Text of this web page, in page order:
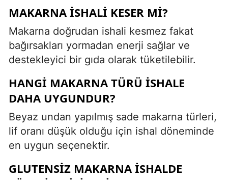
MAKARNA ISHALI KESER MI?
Makarna doğrudan ishali kesmez fakat
bağırsakları yormadan enerji sağlar ve
destekleyici bir gıda olarak tüketilebilir.
HANGI MAKARNA TÜRÜ ISHALE
DAHA UYGUNDUR?
Beyaz undan yapılmış sade makarna türleri,
lif oranı düşük olduğu için ishal döneminde
en uygun seçenektir.
GLUTENSIZ MAKARNA ISHALDE